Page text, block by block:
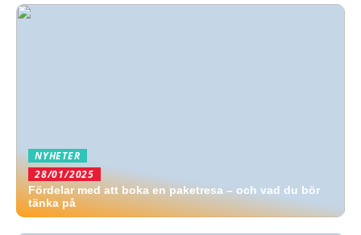
NYHETER
28/01/2025
Fördelar med att boka en paketresa – och vad du bör
tänka på